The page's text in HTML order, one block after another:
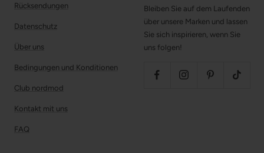
Rücksendungen
Datenschutz
Über uns
Bedingungen und Konditionen
Club nordmod
Kontakt mit uns
FAQ
Bleiben Sie auf dem Laufenden
über unsere Marken und lassen
Sie sich inspirieren, wenn Sie
uns folgen!